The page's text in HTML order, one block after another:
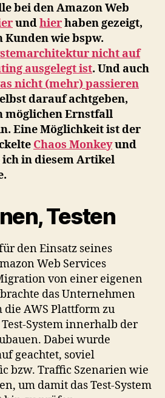
bei den Amazon Web
undhierhaben gezeigt,
Kunden wie bspw.
nicht auf
ausgelegt ist. Und auch
nicht (mehr) passieren
darauf achtgeben,
möglichen Ernstfall
Eine Möglichkeit ist der
Chaos Monkeyund
ich in diesem Artikel
Testen
den Einsatz seines
Web Services
von einer eigenen
das Unternehmen
AWS Plattform zu
System innerhalb der
Dabei wurde
geachtet, soviel
bzw. Traffic Szenarien wie
um damit das Test-System